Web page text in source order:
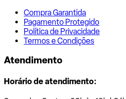
Compra Garantida
Pagamento Protegido
Política de Privacidade
Termos e Condições
Atendimento
Horário de atendimento: